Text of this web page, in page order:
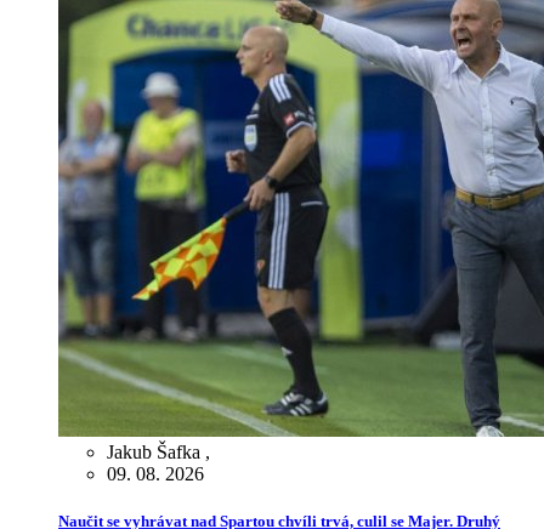
Jakub Šafka ,
09. 08. 2026
Naučit se vyhrávat nad Spartou chvíli trvá, culil se Majer. Druhý